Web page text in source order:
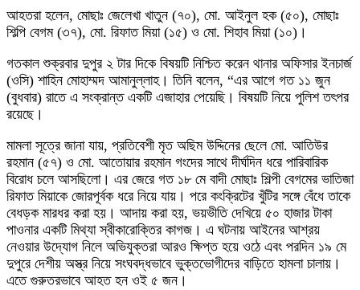
আহতরা হলেন, মোছাঃ জেলেখা খাতুন (৭০), মো. আইনুল হক (৫০), মোছাঃ
শিল্পি বেগম (৩৭), মো. রিফাত মিয়া (১৫) ও মো. শিহাব মিয়া (১০)।
গতকাল শুক্রবার দুপুর ২ টার দিকে বিষয়টি নিশ্চিত করেন থানার অফিসার ইনচার্জ
(ওসি) শাহিন মোহাম্মদ আমানুল্লাহ। তিনি বলেন, “এর আগে গত ১১ জুন
(বুধবার) রাতে এ সংক্রান্ত একটি এজাহার পেয়েছি। বিষয়টি নিয়ে পুলিশ তৎপর
রয়েছে।
মামলা সূত্রে জানা যায়, প্রতিবেশী মৃত অছিম উদ্দিনের ছেলে মো. আতিউর
রহমান (৫৭) ও মো. আতোয়ার রহমান গংদের সাথে দীর্ঘদিন ধরে পারিবারিক
বিরোধ চলে আসছিলো। এর জেরে গত ১৮ মে বাদী মোছাঃ শিল্পী বেগমের ভাতিজা
রিফাত মিয়াকে জোরপূর্বক ধরে নিয়ে যায়। পরে কংক্রিটের খুঁটির সঙ্গে বেঁধে তাকে
বেধড়ক মারধর করা হয়। আদায় করা হয়, ভয়ভীতি দেখিয়ে ৫০ হাজার টাকা
পাওনার একটি মিথ্যা স্বীকারোক্তির কাগজ। এ ঘটনায় আইনের আশ্রয়
নেওয়ার উদ্যোগ নিলে অভিযুক্তরা আরও ক্ষিপ্ত হয়ে ওঠে এবং পরদিন ১৯ মে
দুপুরে দেশীয় অস্ত্র নিয়ে সংঘবদ্ধভাবে ভুক্তভোগীদের বাড়িতে হামলা চালায়।
এতে গুরুতরভাবে আহত হন ওই ৫ জন।